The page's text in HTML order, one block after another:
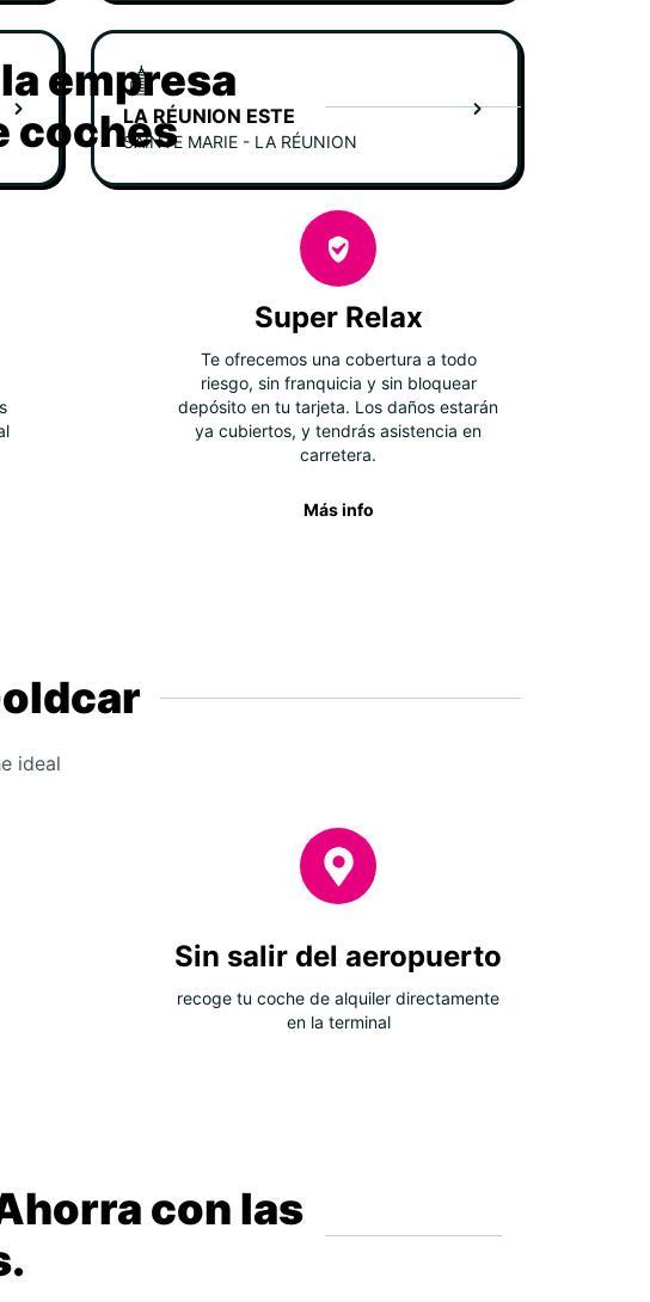
LA RÉUNION ESTE
SAINTE MARIE - LA RÉUNION
empresa
coches
Super Relax
Te ofrecemos una cobertura a todo
riesgo, sin franquicia y sin bloquear
depósito en tu tarjeta. Los daños estarán
ya cubiertos, y tendrás asistencia en
carretera.
Más info
ideal
Sin salir del aeropuerto
recoge tu coche de alquiler directamente
en la terminal
con las